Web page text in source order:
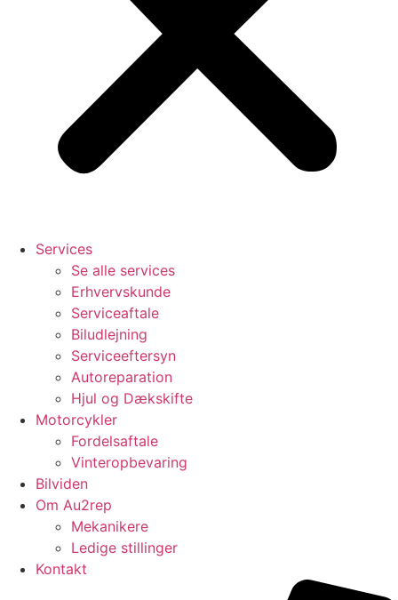
Services
Se alle services
Erhvervskunde
Serviceaftale
Biludlejning
Serviceeftersyn
Autoreparation
Hjul og Dækskifte
Motorcykler
Fordelsaftale
Vinteropbevaring
Bilviden
Om Au2rep
Mekanikere
Ledige stillinger
Kontakt